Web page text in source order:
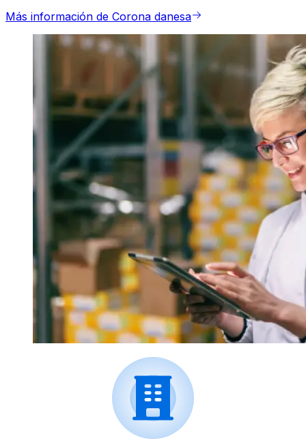
Más información de Corona danesa